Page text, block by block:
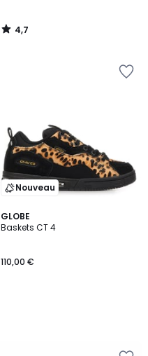
4,7
/
Nouveau
GLOBE
Baskets CT 4
110,00 €